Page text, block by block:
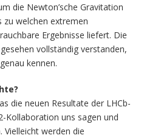
die Newton’sche Gravitation
welchen extremen
Ergebnisse liefert. Die
vollständig verstanden,
kennen.
die neuen Resultate der LHCb-
Kollaboration uns sagen und
werden die